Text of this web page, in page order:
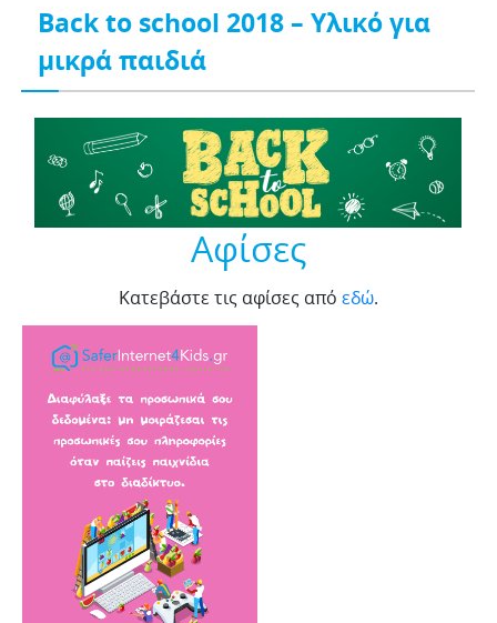
Back to school 2018 – Υλικό για
μικρά παιδιά
Αφίσες
Κατεβάστε τις αφίσες από εδώ.